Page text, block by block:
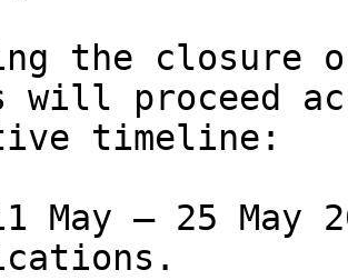
the
will proceed
timeline: